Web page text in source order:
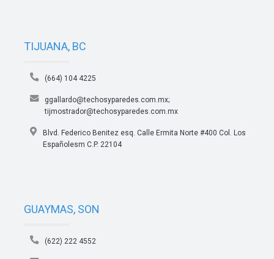
TIJUANA, BC
(664) 104 4225
ggallardo@techosyparedes.com.mx;
tijmostrador@techosyparedes.com.mx
Blvd. Federico Benitez esq. Calle Ermita Norte #400 Col. Los
Españolesm C.P. 22104
GUAYMAS, SON
(622) 222 4552